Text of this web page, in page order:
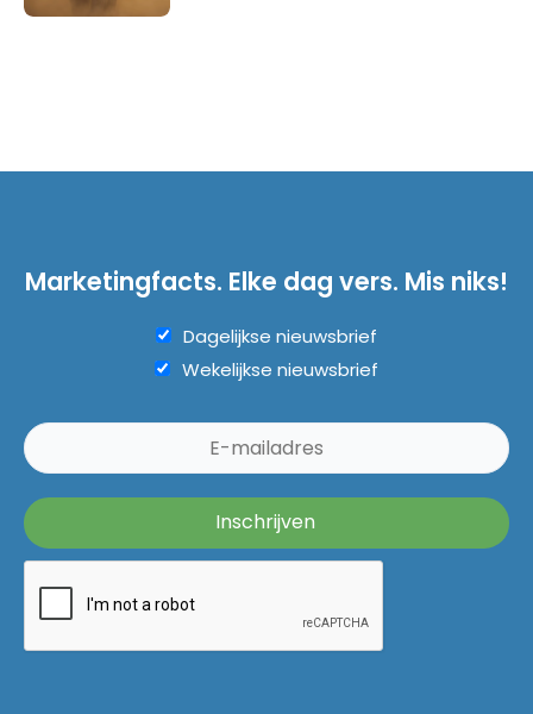
Marketingfacts. Elke dag vers. Mis niks!
Dagelijkse nieuwsbrief
Wekelijkse nieuwsbrief